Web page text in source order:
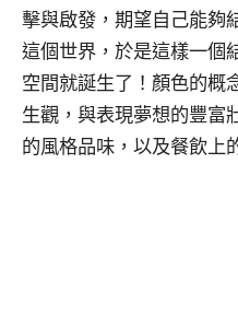
擊與啟發，期望自己能夠
這個世界，於是這樣一個
空間就誕生了！顏色的概
生觀，與表現夢想的豐富
的風格品味，以及餐飲上